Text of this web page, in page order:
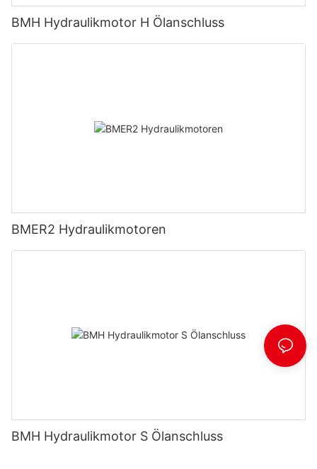
BMH Hydraulikmotor H Ölanschluss
BMER2 Hydraulikmotoren
BMH Hydraulikmotor S Ölanschluss